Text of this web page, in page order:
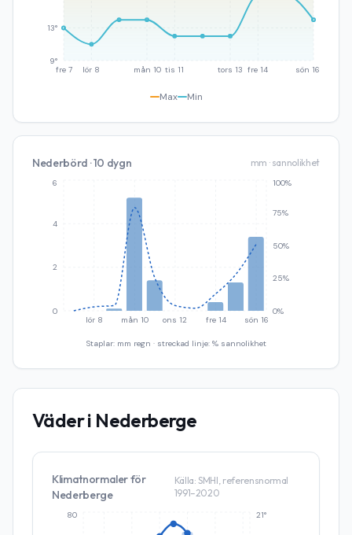
fre 7 lör 8 mån 10 tis 11 tors 13 fre 14 sön 16
9°
13°
Max Min
Nederbörd · 10 dygn mm · sannolikhet
lör 8 mån 10 ons 12 fre 14 sön 16
0
2
4
6
0%
25%
50%
75%
100%
Staplar: mm regn · streckad linje: % sannolikhet
Väder i Nederberge
Klimatnormaler för
Nederberge
Källa: SMHI, referensnormal
1991–2020
80 21°